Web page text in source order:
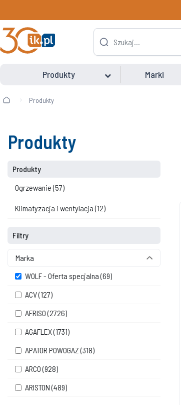
Produkty Marki
Produkty
Produkty
Produkty
Ogrzewanie(57)
Klimatyzacja i wentylacja(12)
Filtry
Marka
WOLF - Oferta specjalna(69)
ACV(127)
AFRISO(2726)
AGAFLEX(1731)
APATOR POWOGAZ(318)
ARCO(928)
ARISTON(489)